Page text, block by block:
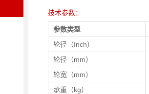
技术参数：
参数类型
轮径（Inch）
轮径（mm）
轮宽（mm）
承重（kg）